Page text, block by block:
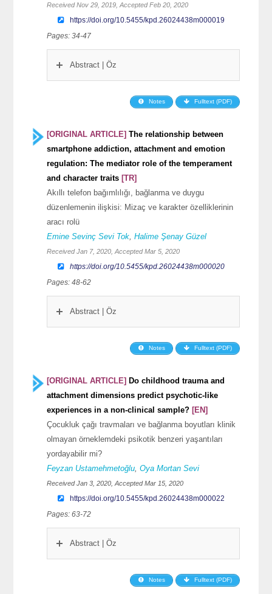
Received Nov 29, 2019, Accepted Feb 20, 2020
https://doi.org/10.5455/kpd.26024438m000019
Pages: 34-47
Abstract | Öz
Notes Fulltext (PDF)
[ORIGINAL ARTICLE]The relationship between
smartphone addiction, attachment and emotion
regulation: The mediator role of the temperament
and character traits [TR]
Akıllı telefon bağımlılığı, bağlanma ve duygu
düzenlemenin ilişkisi: Mizaç ve karakter özelliklerinin
aracı rolü
Emine Sevinç Sevi Tok,Halime Şenay Güzel
Received Jan 7, 2020, Accepted Mar 5, 2020
https://doi.org/10.5455/kpd.26024438m000020
Pages: 48-62
Abstract | Öz
Notes Fulltext (PDF)
[ORIGINAL ARTICLE] Do childhood trauma and
attachment dimensions predict psychotic-like
experiences in a non-clinical sample? [EN]
Çocukluk çağı travmaları ve bağlanma boyutları klinik
olmayan örneklemdeki psikotik benzeri yaşantıları
yordayabilir mi?
Feyzan Ustamehmetoğlu,Oya Mortan Sevi
Received Jan 3, 2020, Accepted Mar 15, 2020
https://doi.org/10.5455/kpd.26024438m000022
Pages: 63-72
Abstract | Öz
Notes Fulltext (PDF)